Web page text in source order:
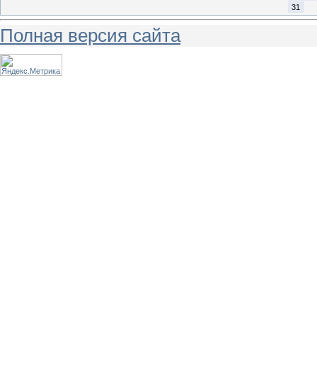
31
Полная версия сайта